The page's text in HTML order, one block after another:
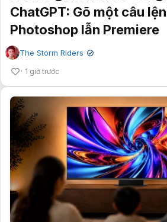
ChatGPT: Gõ một câu
Photoshop lẫn Premiere
The Storm Riders ✔
1 giờ trước